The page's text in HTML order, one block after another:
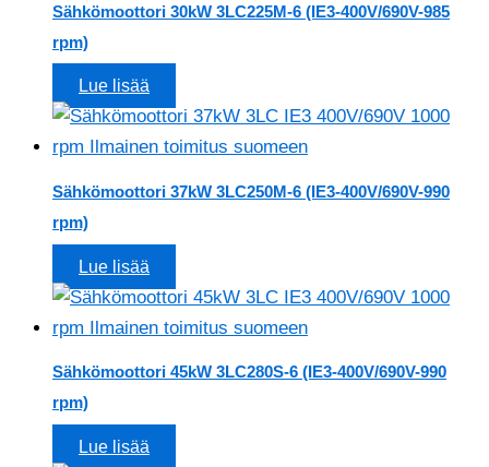
Sähkömoottori 30kW 3LC225M-6 (IE3-400V/690V-985
rpm)
Lue lisää
Sähkömoottori 37kW 3LC250M-6 (IE3-400V/690V-990
rpm)
Lue lisää
Sähkömoottori 45kW 3LC280S-6 (IE3-400V/690V-990
rpm)
Lue lisää